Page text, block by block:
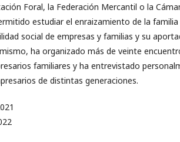
Foral, la Federación Mercantil o la
estudiar el enraizamiento de la familia
social de empresas y familias y su
ha organizado más de veinte
familiares y ha entrevistado
de distintas generaciones.